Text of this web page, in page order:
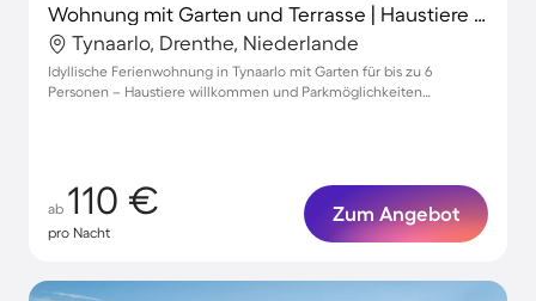
Wohnung mit Garten und Terrasse | Haustiere erlaubt
Tynaarlo, Drenthe, Niederlande
Idyllische Ferienwohnung in Tynaarlo mit Garten für bis zu 6
Personen – Haustiere willkommen und Parkmöglichkeiten
ab 110 €
pro Nacht
Zum Angebot